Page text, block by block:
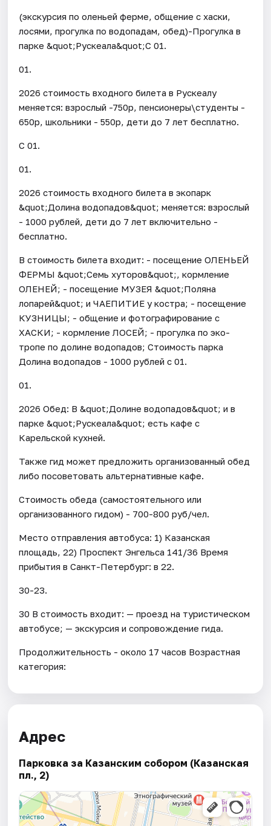
(экскурсия по оленьей ферме, общение с хаски,
лосями, прогулка по водопадам, обед)-Прогулка в
парке &quot;Рускеала&quot;С 01.
01.
2026 стоимость входного билета в Рускеалу
меняется: взрослый -750р, пенсионеры\студенты -
650р, школьники - 550р, дети до 7 лет бесплатно.
С 01.
01.
2026 стоимость входного билета в экопарк
&quot;Долина водопадов&quot; меняется: взрослый
- 1000 рублей, дети до 7 лет включительно -
бесплатно.
В стоимость билета входит: - посещение ОЛЕНЬЕЙ
ФЕРМЫ &quot;Семь хуторов&quot;, кормление
ОЛЕНЕЙ; - посещение МУЗЕЯ &quot;Поляна
лопарей&quot; и ЧАЕПИТИЕ у костра; - посещение
КУЗНИЦЫ; - общение и фотографирование с
ХАСКИ; - кормление ЛОСЕЙ; - прогулка по эко-
тропе по долине водопадов; Стоимость парка
Долина водопадов - 1000 рублей с 01.
01.
2026 Обед: В &quot;Долине водопадов&quot; и в
парке &quot;Рускеала&quot; есть кафе с
Карельской кухней.
Также гид может предложить организованный обед
либо посоветовать альтернативные кафе.
Стоимость обеда (самостоятельного или
организованного гидом) - 700-800 руб/чел.
Место отправления автобуса: 1) Казанская
площадь, 22) Проспект Энгельса 141/36 Время
прибытия в Санкт-Петербург: в 22.
30-23.
30 В стоимость входит: — проезд на туристическом
автобусе; — экскурсия и сопровождение гида.
Продолжительность - около 17 часов Возрастная
категория:
Адрес
Парковка за Казанским собором (Казанская
пл., 2)